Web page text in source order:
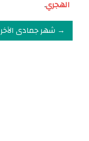
الهجري.
→ شهر جمادى الآخر 1350